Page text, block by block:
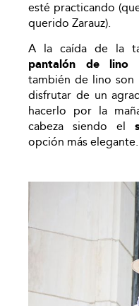
esté practicando
querido Zarauz).
A la caída de la
pantalón de lino
también de lino son
disfrutar de un
hacerlo por la
cabeza siendo el
opción más elegante.